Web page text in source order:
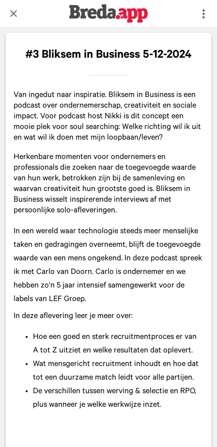
#3 Bliksem in Business 5-12-2024
Van ingedut naar inspiratie. Bliksem in Business is een
podcast over ondernemerschap, creativiteit en sociale
impact. Voor podcast host Nikki is dit concept een
mooie plek voor soul searching: Welke richting wil ik uit
en wat wil ik doen met mijn loopbaan/leven?
Herkenbare momenten voor ondernemers en
professionals die zoeken naar de toegevoegde waarde
van hun werk, betrokken zijn bij de samenleving en
waarvan creativiteit hun grootste goed is. Bliksem in
Business wisselt inspirerende interviews af met
persoonlijke solo-afleveringen.
In een wereld waar technologie steeds meer menselijke
taken en gedragingen overneemt, blijft de toegevoegde
waarde van een mens ongekend. In deze podcast spreek
ik met Carlo van Doorn. Carlo is ondernemer en we
hebben zo'n 5 jaar intensief samengewerkt voor de
labels van LEF Groep.
In deze aflevering leer je meer over:
Hoe een goed en sterk recruitmentproces er van
A tot Z uitziet en welke resultaten dat oplevert.
Wat mensgericht recruitment inhoudt en hoe dat
tot een duurzame match leidt voor alle partijen.
De verschillen tussen werving & selectie en RPO,
plus wanneer je welke werkwijze inzet.